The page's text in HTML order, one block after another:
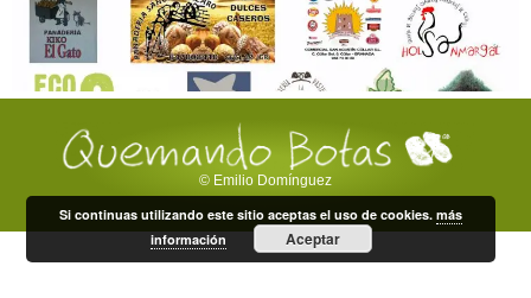
© Emilio Domínguez
Si continuas utilizando este sitio aceptas el uso de cookies.más
información
Aceptar